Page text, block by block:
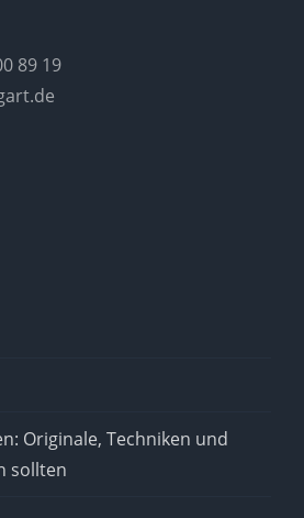
89 19
Originale, Techniken und
sollten